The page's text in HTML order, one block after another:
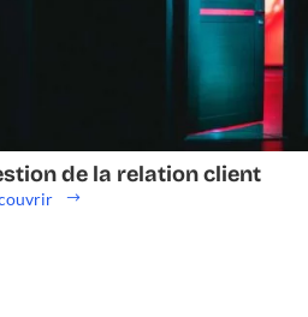
de la relation client